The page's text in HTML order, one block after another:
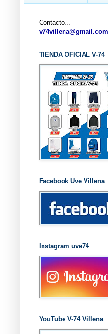
Contacto...
v74villena@gmail.com
TIENDA OFICIAL V-74
Facebook Uve Villena
Instagram uve74
YouTube V-74 Villena